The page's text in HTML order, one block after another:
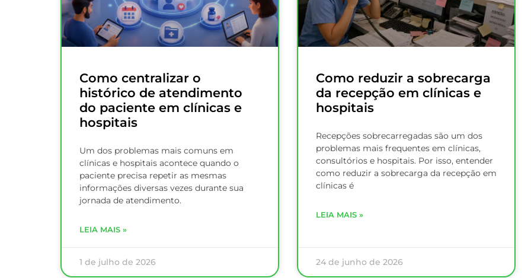
Como centralizar o
histórico de atendimento
do paciente em clínicas e
hospitais
Um dos problemas mais comuns em
clínicas e hospitais acontece quando o
paciente precisa repetir as mesmas
informações diversas vezes durante sua
jornada de atendimento.
LEIA MAIS »
1 de julho de 2026
Como reduzir a sobrecarga
da recepção em clínicas e
hospitais
Recepções sobrecarregadas são um dos
problemas mais frequentes em clínicas,
consultórios e hospitais. Por isso, entender
como reduzir a sobrecarga da recepção em
clínicas é
LEIA MAIS »
24 de junho de 2026